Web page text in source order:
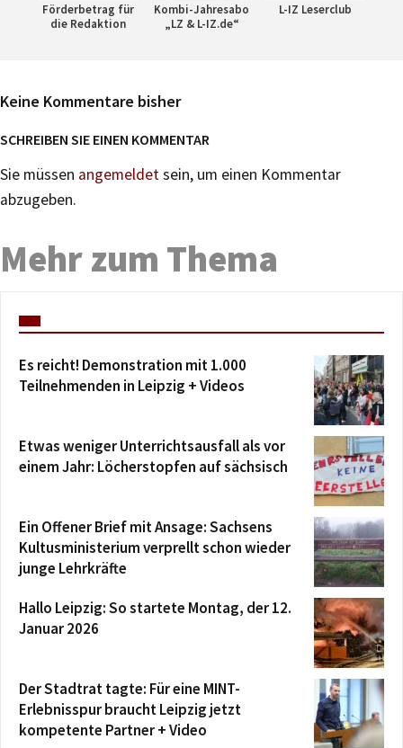
Förderbetrag für
die Redaktion
Kombi-Jahresabo
„LZ & L-IZ.de“
L-IZ Leserclub
Keine Kommentare bisher
SCHREIBEN SIE EINEN KOMMENTAR
Sie müssen angemeldetsein, um einen Kommentar
abzugeben.
Mehr zum Thema
Es reicht! Demonstration mit 1.000
Teilnehmenden in Leipzig + Videos
Etwas weniger Unterrichtsausfall als vor
einem Jahr: Löcherstopfen auf sächsisch
Ein Offener Brief mit Ansage: Sachsens
Kultusministerium verprellt schon wieder
junge Lehrkräfte
Hallo Leipzig: So startete Montag, der 12.
Januar 2026
Der Stadtrat tagte: Für eine MINT-
Erlebnisspur braucht Leipzig jetzt
kompetente Partner + Video